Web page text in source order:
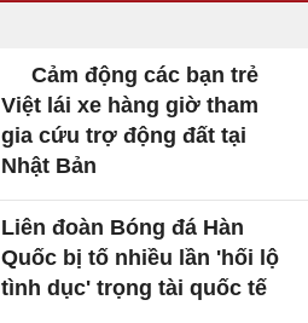
Cảm động các bạn trẻ
Việt lái xe hàng giờ tham
gia cứu trợ động đất tại
Nhật Bản
Liên đoàn Bóng đá Hàn
Quốc bị tố nhiều lần 'hối lộ
tình dục' trọng tài quốc tế